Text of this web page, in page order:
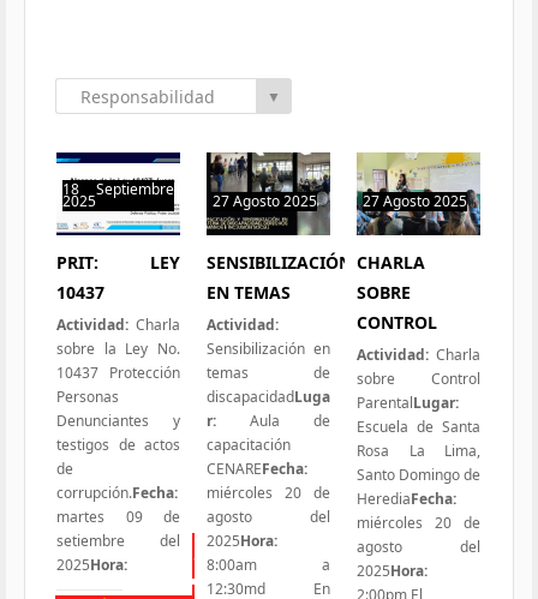
Todas las Iniciativas
Responsabilidad
▼
18 Septiembre
2025
0 hit
PRIT: LEY
10437
Actividad: Charla
sobre la Ley No.
10437 Protección
Personas
Denunciantes y
testigos de actos
de
corrupción.Fecha:
martes 09 de
setiembre del
2025Hora:
27 Agosto 2025
1 hit
SENSIBILIZACIÓN
EN TEMAS
Actividad:
Sensibilización en
temas de
discapacidadLuga
r: Aula de
capacitación
CENAREFecha:
miércoles 20 de
agosto del
2025Hora:
8:00am a
12:30md En
27 Agosto 2025
1 hit
CHARLA
SOBRE
CONTROL
Actividad: Charla
sobre Control
ParentalLugar:
Escuela de Santa
Rosa La Lima,
Santo Domingo de
HerediaFecha:
miércoles 20 de
agosto del
2025Hora:
2:00pm El